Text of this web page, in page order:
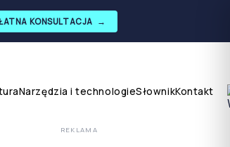
KONSULTACJA →
Narzędzia i technologieSłownikKontakt
REKLAMA